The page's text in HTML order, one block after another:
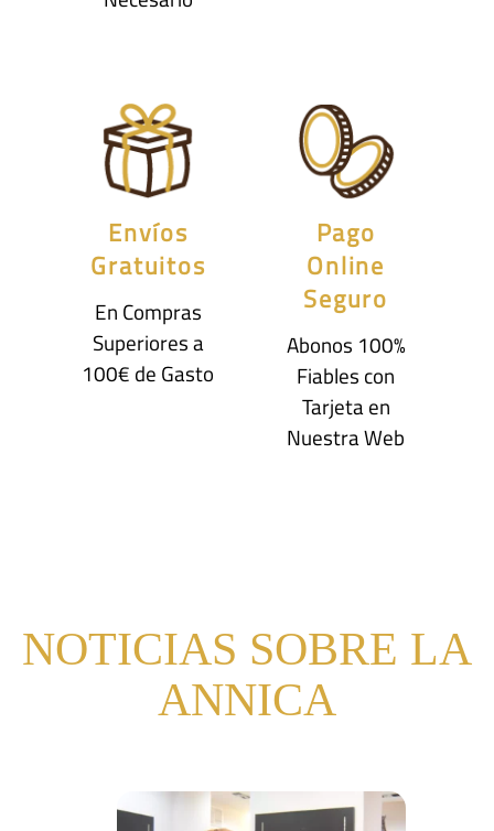
Envíos
Gratuitos
En Compras
Superiores a
100€ de Gasto
Pago
Online
Seguro
Abonos 100%
Fiables con
Tarjeta en
Nuestra Web
NOTICIAS SOBRE LA
ANNICA